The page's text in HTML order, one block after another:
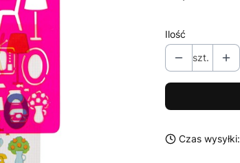
Ilość
szt.
Czas wysyłki: